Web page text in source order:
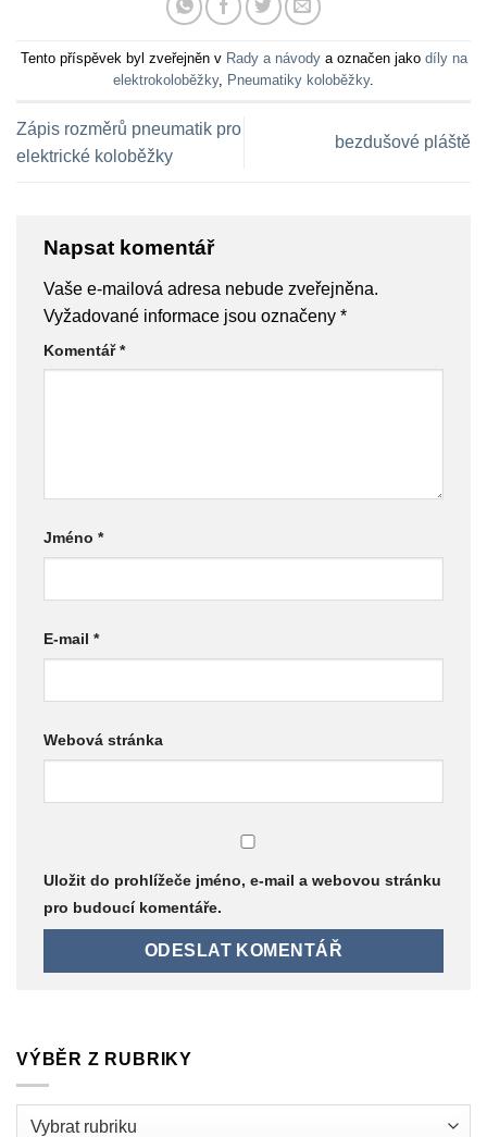
Tento příspěvek byl zveřejněn v Rady a návodya označen jako díly na
elektrokoloběžky, Pneumatiky koloběžky.
Zápis rozměrů pneumatik pro
elektrické koloběžky
bezdušové pláště
Napsat komentář
Vaše e-mailová adresa nebude zveřejněna.
Vyžadované informace jsou označeny *
Komentář*
Jméno *
E-mail *
Webová stránka
Uložit do prohlížeče jméno, e-mail a webovou stránku
pro budoucí komentáře.
VÝBĚR Z RUBRIKY
Výběr